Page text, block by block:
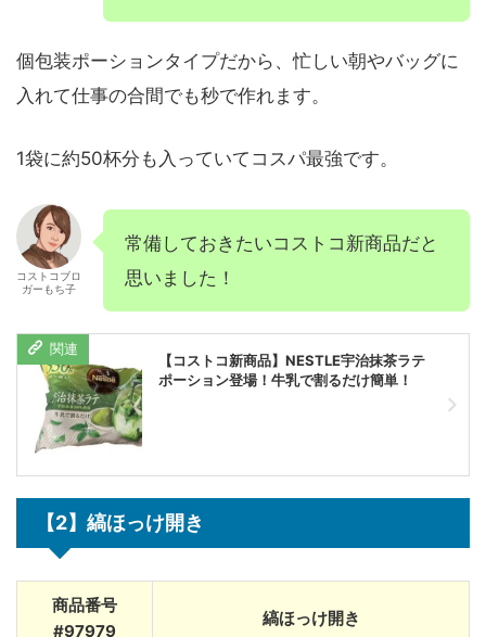
個包装ポーションタイプだから、忙しい朝やバッグに
入れて仕事の合間でも秒で作れます。
1袋に約50杯分も入っていてコスパ最強です。
コストコブロ
ガーもち子
常備しておきたいコストコ新商品だと
思いました！
【コストコ新商品】NESTLE宇治抹茶ラテ
ポーション登場！牛乳で割るだけ簡単！
【2】縞ほっけ開き
商品番号
#97979
縞ほっけ開き